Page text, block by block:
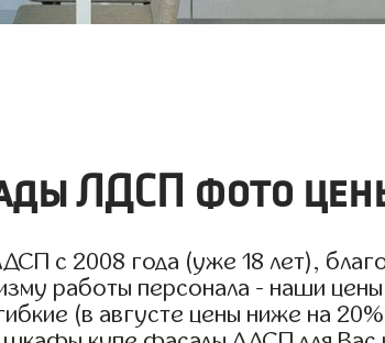
ЛДСП фото
с 2008 года (уже 18 лет),
работы персонала - наши
(в августе цены ниже на